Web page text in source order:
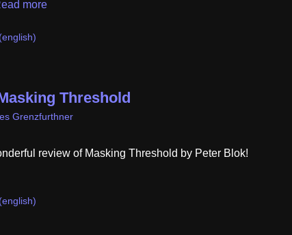
more
Threshold
Grenzfurthner
review of Masking Threshold by Peter Blok!